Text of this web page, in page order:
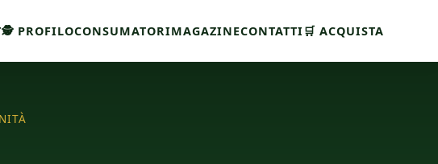
🕵 PROFILOCONSUMATORIMAGAZINECONTATTI🛒 ACQUISTA